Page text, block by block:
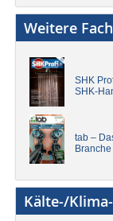
Weitere
SHK
SHK-
tab –
Branche
Kälte-/